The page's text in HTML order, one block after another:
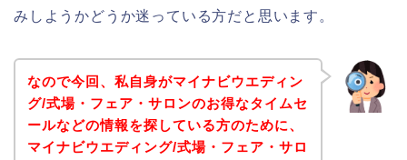
みしようかどうか迷っている方だと思います。
なので今回、私自身がマイナビウエディン
グ/式場・フェア・サロンのお得なタイムセ
ールなどの情報を探している方のために、
マイナビウエディング/式場・フェア・サロ